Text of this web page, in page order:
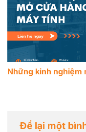
Những kinh nghiệm
Để lại một